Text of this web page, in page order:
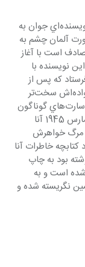
كتاب حاضر حاوي خاطرات شگفت‌انگيز و غمناك نويسنده‌اي جوان به
در شهر فرانكفورت آلمان چشم به
است با آغاز
نويسنده با
را به هلند فرستاد كه پس از
مدتي با اشغال هلند توسط آلمان زندگي آنا و خانواده‌اش سخت‌تر
مي‌شود. با اينكه عمر كوتاهي داشت آن را هم در اسارت‌هاي گوناگون
ترس و وحشت بيماري و غیره گذراند. تا اينكه در مارس 1945 آنا
مرگ خواهرش
خاطرات آنا
نوشته بود به چاپ
ترجمه شده است و به
تحسين نگريسته شده و